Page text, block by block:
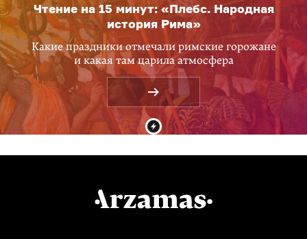
Чтение на 15 минут: «Плебс. Народная
история Рима»
Какие праздники отмечали римские горожане
и какая там царила атмосфера